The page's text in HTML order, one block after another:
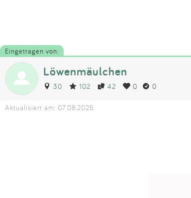
Eingetragen von:
Löwenmäulchen
30 102 42 0 0
Aktualisiert am: 07.08.2026